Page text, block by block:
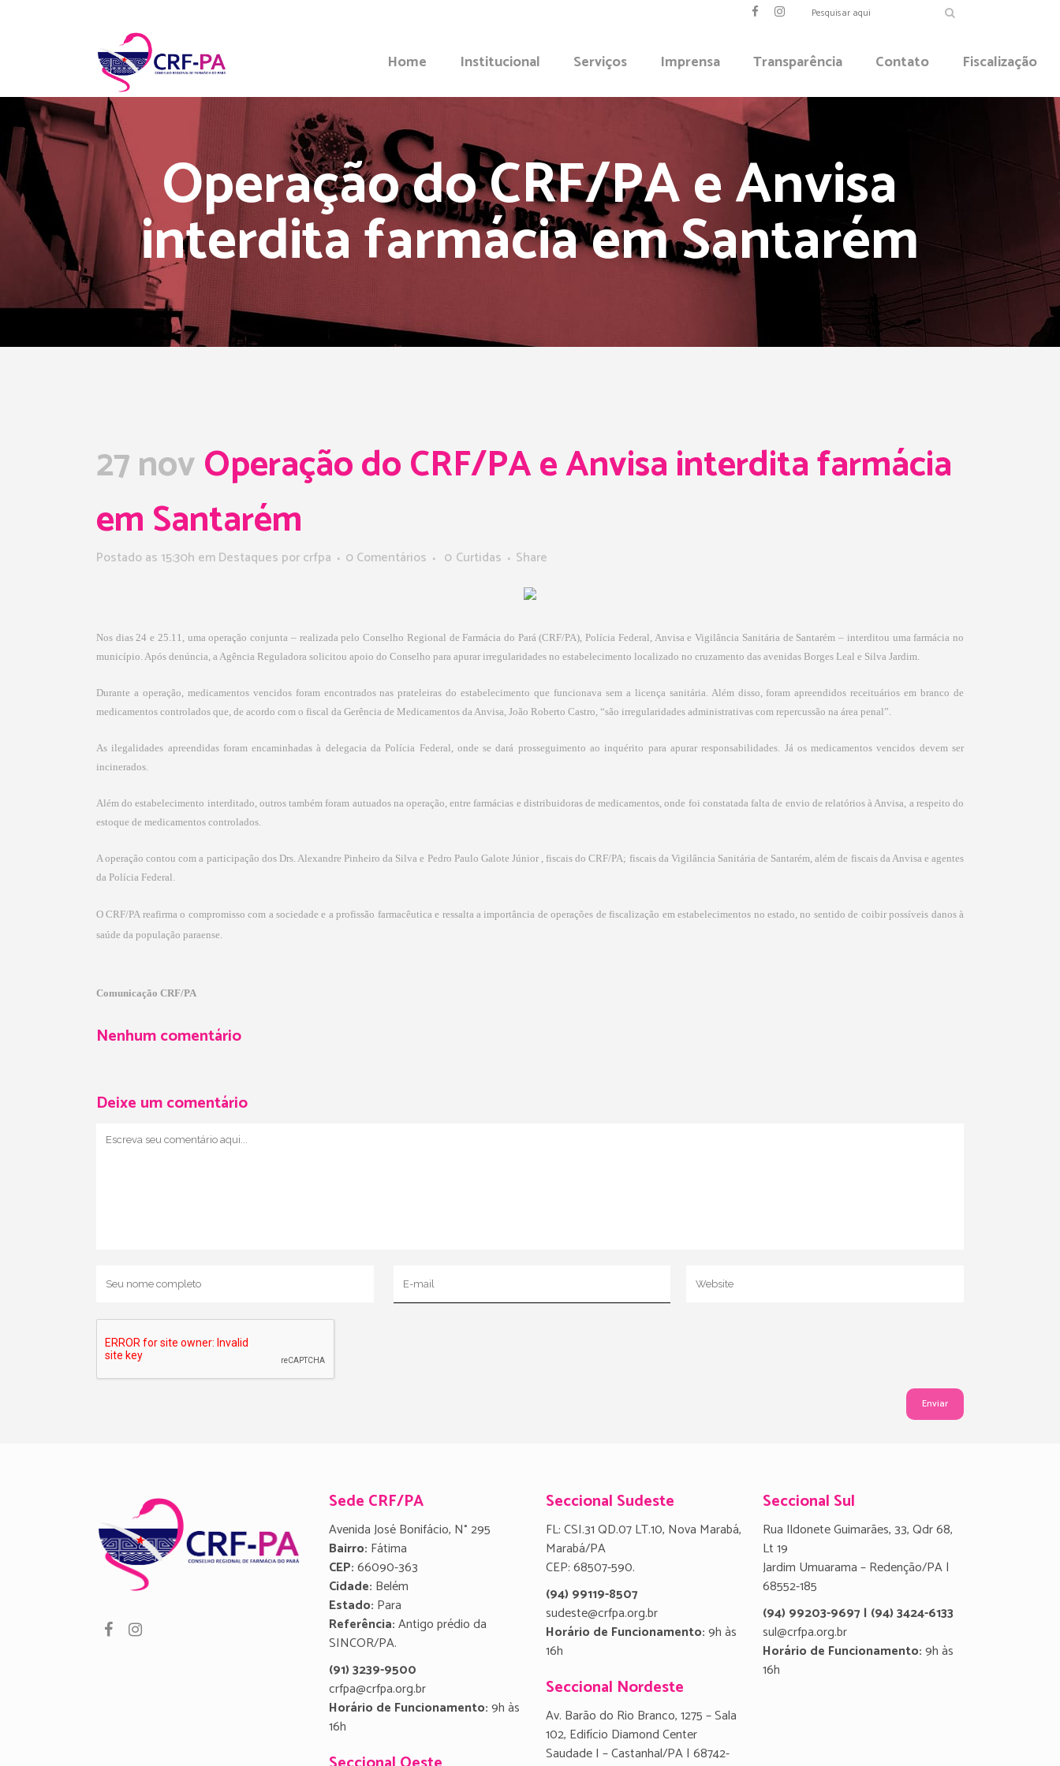
Home Institucional Serviços Imprensa Transparência Contato Fiscalização
Operação do CRF/PA e Anvisa
interdita farmácia em Santarém
27 novOperação do CRF/PA e Anvisa interdita farmácia
em Santarém
Postado as 15:30h emDestaques porcrfpa 0 Comentários 0 Curtidas Share
Nos dias 24 e 25.11, uma operação conjunta – realizada pelo Conselho Regional de Farmácia do Pará (CRF/PA), Polícia Federal, Anvisa e Vigilância Sanitária de Santarém – interditou uma farmácia no
município. Após denúncia, a Agência Reguladora solicitou apoio do Conselho para apurar irregularidades no estabelecimento localizado no cruzamento das avenidas Borges Leal e Silva Jardim.
Durante a operação, medicamentos vencidos foram encontrados nas prateleiras do estabelecimento que funcionava sem a licença sanitária. Além disso, foram apreendidos receituários em branco de
medicamentos controlados que, de acordo com o fiscal da Gerência de Medicamentos da Anvisa, João Roberto Castro, “são irregularidades administrativas com repercussão na área penal”.
As ilegalidades apreendidas foram encaminhadas à delegacia da Polícia Federal, onde se dará prosseguimento ao inquérito para apurar responsabilidades. Já os medicamentos vencidos devem ser
incinerados.
Além do estabelecimento interditado, outros também foram autuados na operação,entre farmácias e distribuidoras de medicamentos, onde foi constatada falta de envio de relatórios à Anvisa, a respeito do
estoque de medicamentos controlados.
A operação contou com a participação dos Drs. Alexandre Pinheiro da Silva e Pedro Paulo Galote Júnior , fiscais do CRF/PA; fiscais da Vigilância Sanitária de Santarém, além de fiscais da Anvisa e agentes
da Polícia Federal.
O CRF/PA reafirma o compromisso com a sociedade e a profissão farmacêutica e ressalta a importância de operações de fiscalização em estabelecimentos no estado, no sentido de coibir possíveis danos à
saúde da população paraense.
Comunicação CRF/PA
Nenhum comentário
Deixe um comentário
Sede CRF/PA
Avenida José Bonifácio, N° 295
Bairro: Fátima
CEP:66090-363
Cidade: Belém
Estado: Para
Referência:Antigo prédio da
SINCOR/PA.
(91) 3239-9500
crfpa@crfpa.org.br
Horário de Funcionamento:9h às
16h
Seccional Sudeste
FL: CSI.31 QD.07 LT.10, Nova Marabá,
Marabá/PA
CEP: 68507-590.
(94) 99119-8507
sudeste@crfpa.org.br
Horário de Funcionamento:9h às
16h
Seccional Nordeste
Av. Barão do Rio Branco, 1275 – Sala
102, Edifício Diamond Center
Saudade I – Castanhal/PA | 68742-
Seccional Sul
Rua Ildonete Guimarães, 33, Qdr 68,
Lt 19
Jardim Umuarama – Redenção/PA |
68552-185
(94) 99203-9697 | (94) 3424-6133
sul@crfpa.org.br
Horário de Funcionamento:9h às
16h